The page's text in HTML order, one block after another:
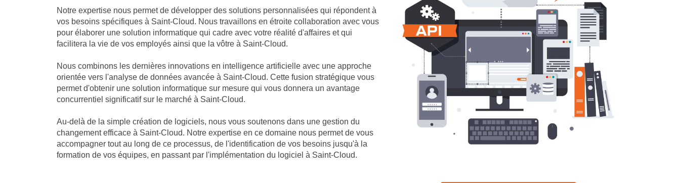
Notre expertise nous permet de développer des solutions personnalisées qui répondent à
vos besoins spécifiques à Saint-Cloud. Nous travaillons en étroite collaboration avec vous
pour élaborer une solution informatique qui cadre avec votre réalité d'affaires et qui
facilitera la vie de vos employés ainsi que la vôtre à Saint-Cloud.
Nous combinons les dernières innovations en intelligence artificielle avec une approche
orientée vers l'analyse de données avancée à Saint-Cloud. Cette fusion stratégique vous
permet d'obtenir une solution informatique sur mesure qui vous donnera un avantage
concurrentiel significatif sur le marché à Saint-Cloud.
Au-delà de la simple création de logiciels, nous vous soutenons dans une gestion du
changement efficace à Saint-Cloud. Notre expertise en ce domaine nous permet de vous
accompagner tout au long de ce processus, de l'identification de vos besoins jusqu'à la
formation de vos équipes, en passant par l'implémentation du logiciel à Saint-Cloud.